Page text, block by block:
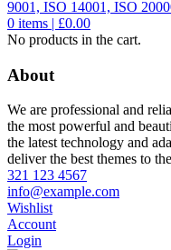
0 items | £0.00
No products in the cart.
About
We are professional and
the most powerful and
the latest technology and
deliver the best themes to
321 123 4567
info@example.com
Wishlist
Account
Login